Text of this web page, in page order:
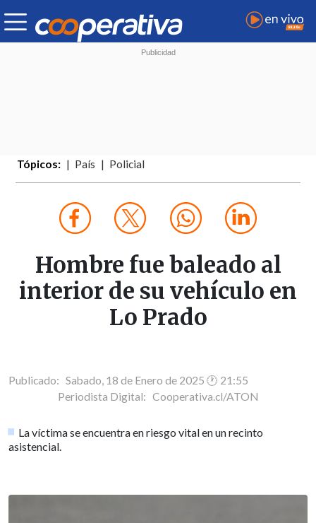
Tópicos: País Policial
Hombre fue baleado al
interior de su vehículo en
Lo Prado
Publicado: Sabado, 18 de Enero de 2025 🕐 21:55
Periodista Digital: Cooperativa.cl/ATON
La víctima se encuentra en riesgo vital en un recinto
asistencial.